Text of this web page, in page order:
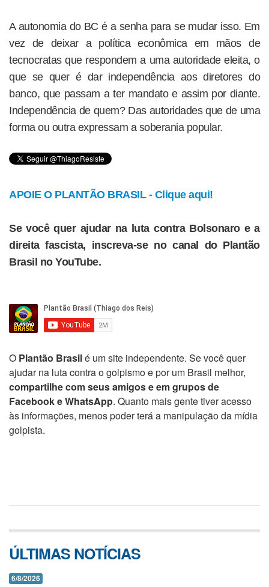
A autonomia do BC é a senha para se mudar isso. Em
vez de deixar a política econômica em mãos de
tecnocratas que respondem a uma autoridade eleita, o
que se quer é dar independência aos diretores do
banco, que passam a ter mandato e assim por diante.
Independência de quem? Das autoridades que de uma
forma ou outra expressam a soberania popular.
APOIE O PLANTÃO BRASIL - Clique aqui!
Se você quer ajudar na luta contra Bolsonaro e a
direita fascista, inscreva-se no canal do Plantão
Brasil no YouTube.
O Plantão Brasilé um site independente. Se você quer
ajudar na luta contra o golpismo e por um Brasil melhor,
compartilhe com seus amigos e em grupos de
Facebook e WhatsApp. Quanto mais gente tiver acesso
às informações, menos poder terá a manipulação da mídia
golpista.
ÚLTIMAS NOTÍCIAS
6/8/2026